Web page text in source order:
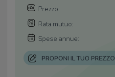
Prezzo:
Rata mutuo:
Spese annue:
PROPONI IL TUO PREZZO